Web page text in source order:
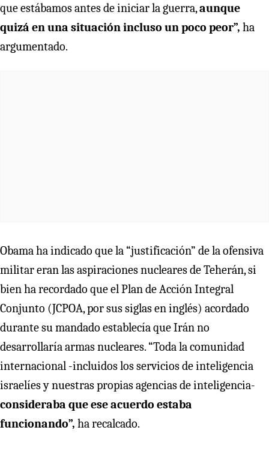
que estábamos antes de iniciar la guerra,aunque
quizá en una situación incluso un poco peor”, ha
argumentado.
Obama ha indicado que la “justificación” de la ofensiva
militar eran las aspiraciones nucleares de Teherán, si
bien ha recordado que el Plan de Acción Integral
Conjunto (JCPOA, por sus siglas en inglés) acordado
durante su mandado establecía que Irán no
desarrollaría armas nucleares. “Toda la comunidad
internacional -incluidos los servicios de inteligencia
israelíes y nuestras propias agencias de inteligencia-
consideraba que ese acuerdo estaba
funcionando”, ha recalcado.